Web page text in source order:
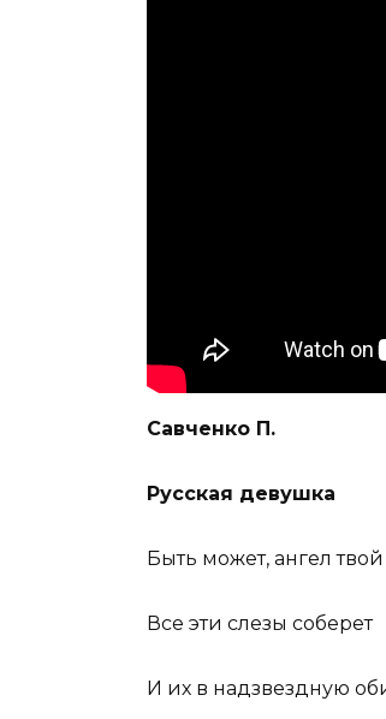
Савченко П.
Русская девушка
Быть может, ангел
Все эти слезы соберет
И их в надзвездную